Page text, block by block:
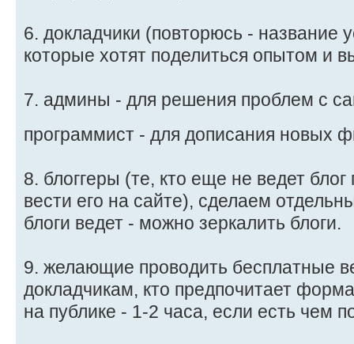
6. докладчики (повторюсь - название
которые хотят поделиться опытом и
7. админы - для решения проблем с
программист - для дописания новых
8. блоггеры (те, кто еще не ведет
вести его на сайте), сделаем
блоги ведет - можно зеркалить блоги.
9. желающие проводить бесплатные
докладчикам, кто предпочитает
на публике - 1-2 часа, если есть чем